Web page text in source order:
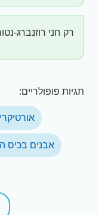
רק חני רוזנברג-
תגיות פופולריים:
אבנים בכיס